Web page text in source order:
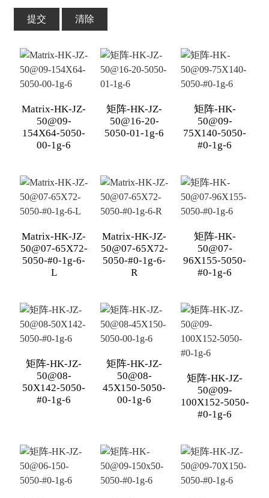
提交 清除
Matrix-HK-JZ-
50@09-
154X64-5050-
00-1g-6
矩阵-HK-JZ-
50@16-20-
5050-01-1g-6
矩阵-HK-
50@09-
75X140-5050-
#0-1g-6
Matrix-HK-JZ-
50@07-65X72-
5050-#0-1g-6-
L
Matrix-HK-JZ-
50@07-65X72-
5050-#0-1g-6-
R
矩阵-HK-
50@07-
96X155-5050-
#0-1g-6
矩阵-HK-JZ-
50@08-
50X142-5050-
#0-1g-6
矩阵-HK-JZ-
50@08-
45X150-5050-
00-1g-6
矩阵-HK-JZ-
50@09-
100X152-5050-
#0-1g-6